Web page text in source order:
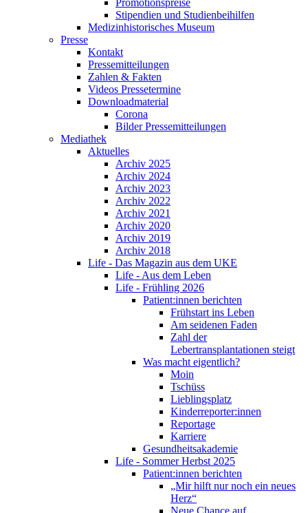
Promotionspreise
Stipendien und Studienbeihilfen
Medizinhistorisches Museum
Presse
Kontakt
Pressemitteilungen
Zahlen & Fakten
Videos Pressetermine
Downloadmaterial
Corona
Bilder Pressemitteilungen
Mediathek
Aktuelles
Archiv 2025
Archiv 2024
Archiv 2023
Archiv 2022
Archiv 2021
Archiv 2020
Archiv 2019
Archiv 2018
Life - Das Magazin aus dem UKE
Life - Aus dem Leben
Life - Frühling 2026
Patient:innen berichten
Frühstart ins Leben
Am seidenen Faden
Zahl der
Lebertransplantationen steigt
Was macht eigentlich?
Moin
Tschüss
Lieblingsplatz
Kinderreporter:innen
Reportage
Karriere
Gesundheitsakademie
Life - Sommer Herbst 2025
Patient:innen berichten
„Mir hilft nur noch ein neues
Herz“
Neue Chance auf